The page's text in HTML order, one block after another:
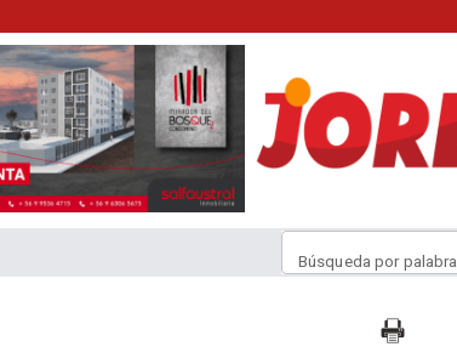
Búsqueda por palabra